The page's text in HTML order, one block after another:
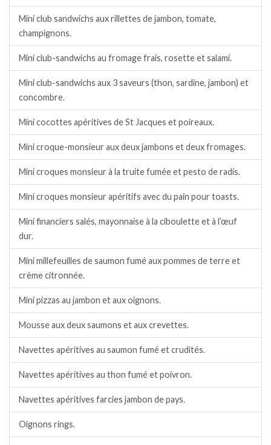
Mini club sandwichs aux rillettes de jambon, tomate,
champignons.
Mini club-sandwichs au fromage frais, rosette et salami.
Mini club-sandwichs aux 3 saveurs (thon, sardine, jambon) et
concombre.
Mini cocottes apéritives de St Jacques et poireaux.
Mini croque-monsieur aux deux jambons et deux fromages.
Mini croques monsieur à la truite fumée et pesto de radis.
Mini croques monsieur apéritifs avec du pain pour toasts.
Mini financiers salés, mayonnaise à la ciboulette et à l’œuf
dur.
Mini millefeuilles de saumon fumé aux pommes de terre et
crème citronnée.
Mini pizzas au jambon et aux oignons.
Mousse aux deux saumons et aux crevettes.
Navettes apéritives au saumon fumé et crudités.
Navettes apéritives au thon fumé et poivron.
Navettes apéritives farcies jambon de pays.
Oignons rings.